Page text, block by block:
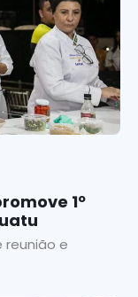
1º
reunião e